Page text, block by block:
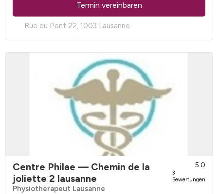
Rue du Pont 22, 1003 Lausanne
Termin vereinbaren
Centre Philae — Chemin de la
joliette 2 lausanne
5.0
3
Bewertungen
Physiotherapeut Lausanne